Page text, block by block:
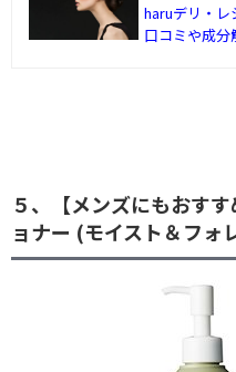
haruデリ・レ
口コミや成分
５、【メンズにもおす
ョナー (モイスト＆フォ